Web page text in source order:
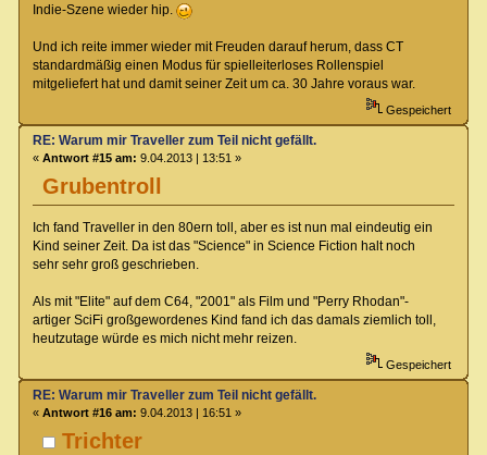
Indie-Szene wieder hip.
Und ich reite immer wieder mit Freuden darauf herum, dass CT
standardmäßig einen Modus für spielleiterloses Rollenspiel
mitgeliefert hat und damit seiner Zeit um ca. 30 Jahre voraus war.
Gespeichert
Grubentroll
RE: Warum mir Traveller zum Teil nicht gefällt.
« Antwort #15 am: 9.04.2013 | 13:51 »
Ich fand Traveller in den 80ern toll, aber es ist nun mal eindeutig ein
Kind seiner Zeit. Da ist das "Science" in Science Fiction halt noch
sehr sehr groß geschrieben.
Als mit "Elite" auf dem C64, "2001" als Film und "Perry Rhodan"-
artiger SciFi großgewordenes Kind fand ich das damals ziemlich toll,
heutzutage würde es mich nicht mehr reizen.
Gespeichert
Trichter
RE: Warum mir Traveller zum Teil nicht gefällt.
« Antwort #16 am: 9.04.2013 | 16:51 »